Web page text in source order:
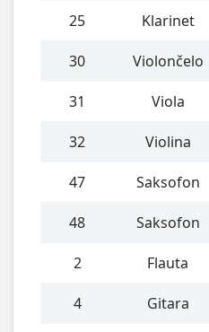
25 Klarinet
30 Violončelo
31 Viola
32 Violina
47 Saksofon
48 Saksofon
2 Flauta
4 Gitara